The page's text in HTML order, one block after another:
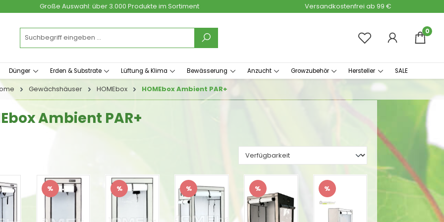
Große Auswahl: über 3.000 Produkte im Sortiment Versandkostenfrei ab 99 €
0
Dünger Erden & Substrate Lüftung & Klima Bewässerung Anzucht Growzubehör Hersteller SALE
Gewächshäuser HOMEbox HOMEbox Ambient PAR+
Ambient PAR+
Rabatt
%
Rabatt
%
Rabatt
%
Rabatt
%
Rabatt
%